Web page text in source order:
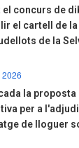
el concurs de
el cartell de la
de la
la proposta
per a
de lloguer